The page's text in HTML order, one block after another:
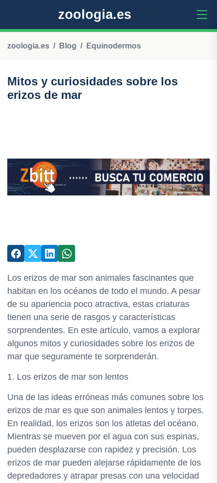
zoologia.es
zoologia.es Blog Equinodermos
Mitos y curiosidades sobre los
erizos de mar
Los erizos de mar son animales fascinantes que
habitan en los océanos de todo el mundo. A pesar
de su apariencia poco atractiva, estas criaturas
tienen una serie de rasgos y características
sorprendentes. En este artículo, vamos a explorar
algunos mitos y curiosidades sobre los erizos de
mar que seguramente te sorprenderán.
1. Los erizos de mar son lentos
Una de las ideas erróneas más comunes sobre los
erizos de mar es que son animales lentos y torpes.
En realidad, los erizos son los atletas del océano.
Mientras se mueven por el agua con sus espinas,
pueden desplazarse con rapidez y precisión. Los
erizos de mar pueden alejarse rápidamente de los
depredadores y atrapar presas con una velocidad